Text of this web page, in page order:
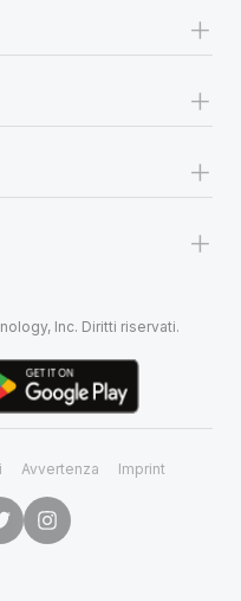
+
+
+
+
Inc. Diritti riservati.
Avvertenza Imprint